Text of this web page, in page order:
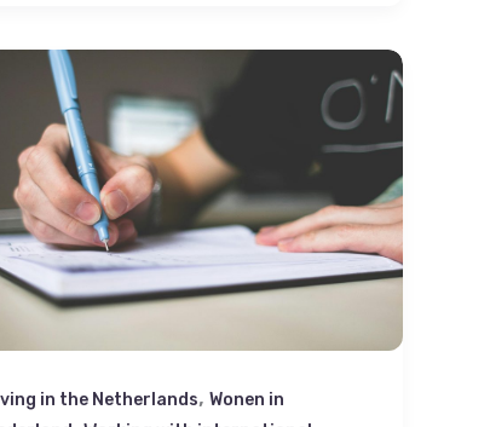
in the Netherlands, Wonen in